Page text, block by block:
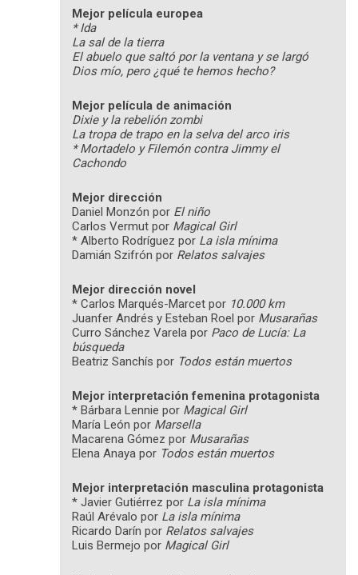
Mejor película europea
* Ida
La sal de la tierra
El abuelo que saltó por la ventana y se largó
Dios mío, pero ¿qué te hemos hecho?
Mejor película de animación
Dixie y la rebelión zombi
La tropa de trapo en la selva del arco iris
* Mortadelo y Filemón contra Jimmy el
Cachondo
Mejor dirección
Daniel Monzón por El niño
Carlos Vermut por Magical Girl
* Alberto Rodríguez por La isla mínima
Damián Szifrón por Relatos salvajes
Mejor dirección novel
* Carlos Marqués-Marcet por 10.000 km
Juanfer Andrés y Esteban Roel por Musarañas
Curro Sánchez Varela por Paco de Lucía: La
búsqueda
Beatriz Sanchís por Todos están muertos
Mejor interpretación femenina protagonista
* Bárbara Lennie por Magical Girl
María León por Marsella
Macarena Gómez por Musarañas
Elena Anaya por Todos están muertos
Mejor interpretación masculina protagonista
* Javier Gutiérrez por La isla mínima
Raúl Arévalo por La isla mínima
Ricardo Darín por Relatos salvajes
Luis Bermejo por Magical Girl